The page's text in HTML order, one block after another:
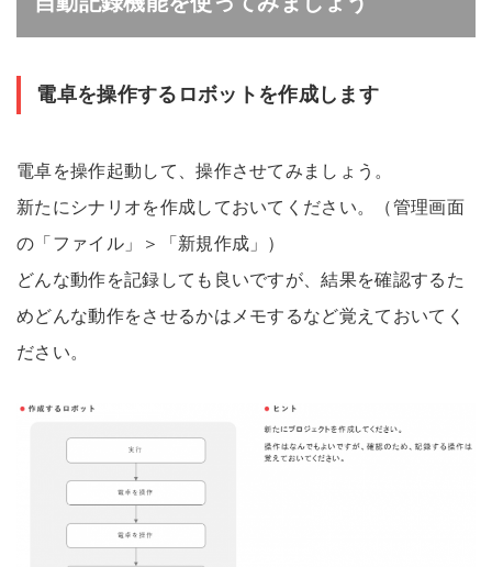
電卓を操作するロボットを作成します
電卓を操作起動して、操作させてみましょう。
新たにシナリオを作成しておいてください。（管理画面
の「ファイル」＞「新規作成」）
どんな動作を記録しても良いですが、結果を確認するた
めどんな動作をさせるかはメモするなど覚えておいてく
ださい。